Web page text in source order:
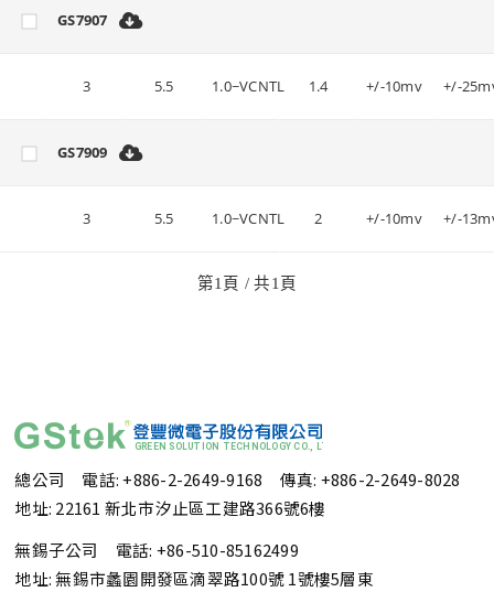
GS7907
3 5.5 1.0~VCNTL 1.4 +/-10mv +/-
GS7909
3 5.5 1.0~VCNTL 2 +/-10mv +/-
第1 頁 / 共1 頁
總公司 電話: +886-2-2649-9168
傳真: +886-2-2649-8028
地址: 22161 新北市汐止區工建路366號6樓
無錫子公司 電話: +86-510-85162499
地址: 無錫市蠡園開發區滴翠路100號 1號樓5層東